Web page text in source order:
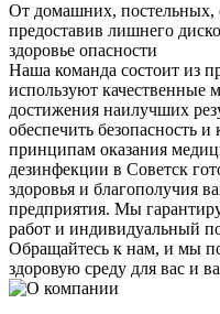
От домашних, постельных,
предоставив лишнего
здоровье опасности
Наша команда состоит из
используют качественные
достижения наилучших
обеспечить безопасность
принципам оказания
дезинфекции в Советск
здоровья и благополучия
предприятия. Мы
работ и индивидуальный
Обращайтесь к нам, и мы
здоровую среду для вас и